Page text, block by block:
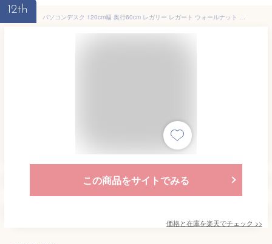
12th
パソコンデスク 120cm幅 奥行60cm レガリー レガート ウォールナット 棚付きデスク pcデスク ワークデスク 学習机 大人 書斎机 テレワーク 在宅 おしゃれ かっこいい 北欧 ヴィンテージ シンプル 棚 ラック付き オフィス 勉強机 平机 高級 ブラウン ブラック 東馬 casa
この商品をサイトでみる
価格と在庫を楽天でチェック >>